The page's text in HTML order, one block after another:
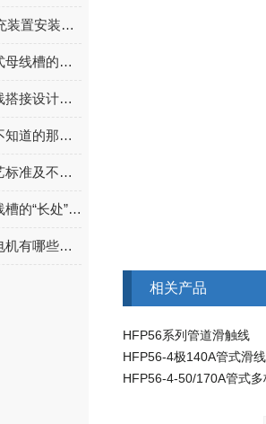
AGV智能充电站侧充装置安装调试、日常维护与使用注意事项全解
为大家分析下空气式母线槽的储存事项
空气式母线槽的母线搭接设计原则
关于母线槽好处你不知道的那些事！
空气式母线槽的工艺标准及不同部分的安装
合理看待空气式母线槽的“长处”与“不足”
使用便携式智能充电机有哪些需要注意的保养技巧
相关产品
HFP56系列管道滑触线